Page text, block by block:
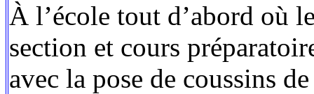
À l’école tout d’abord où
section et cours
avec la pose de coussins